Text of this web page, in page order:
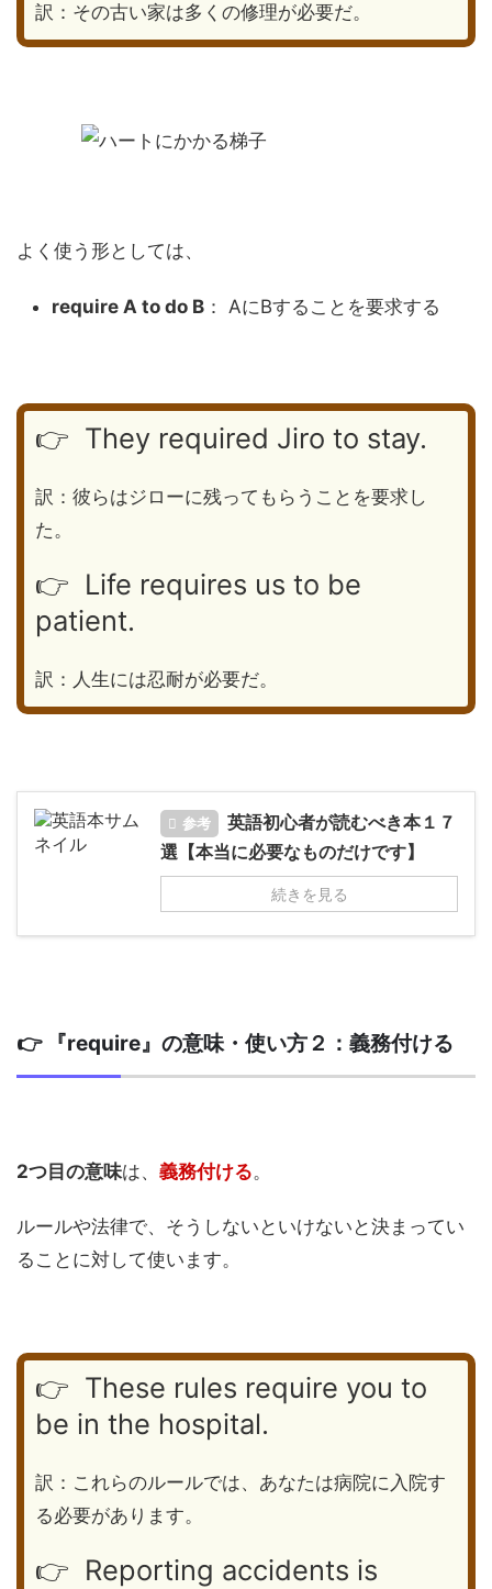
訳：その古い家は多くの修理が必要だ。
よく使う形としては、
require A to do B ： AにBすることを要求する
👉 They required Jiro to stay.
訳：彼らはジローに残ってもらうことを要求し
た。
👉 Life requires us to be
patient.
訳：人生には忍耐が必要だ。
参考
英語初心者が読むべき本１７
選【本当に必要なものだけです】
続きを見る
👉 『require』の意味・使い方２：義務付ける
2つ目の意味は、 義務付ける。
ルールや法律で、そうしないといけないと決まってい
ることに対して使います。
👉 These rules require you to
be in the hospital.
訳：これらのルールでは、あなたは病院に入院す
る必要があります。
👉 Reporting accidents is